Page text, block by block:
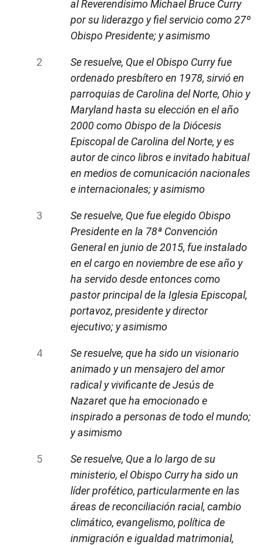
al Reverendísimo Michael Bruce Curry
por su liderazgo y fiel servicio como 27º
Obispo Presidente; y asimismo
Se resuelve, Que el Obispo Curry fue
ordenado presbítero en 1978, sirvió en
parroquias de Carolina del Norte, Ohio y
Maryland hasta su elección en el año
2000 como Obispo de la Diócesis
Episcopal de Carolina del Norte, y es
autor de cinco libros e invitado habitual
en medios de comunicación nacionales
e internacionales; y asimismo
Se resuelve, Que fue elegido Obispo
Presidente en la 78ª Convención
General en junio de 2015, fue instalado
en el cargo en noviembre de ese año y
ha servido desde entonces como
pastor principal de la Iglesia Episcopal,
portavoz, presidente y director
ejecutivo; y asimismo
Se resuelve, que ha sido un visionario
animado y un mensajero del amor
radical y vivificante de Jesús de
Nazaret que ha emocionado e
inspirado a personas de todo el mundo;
y asimismo
Se resuelve, Que a lo largo de su
ministerio, el Obispo Curry ha sido un
líder profético, particularmente en las
áreas de reconciliación racial, cambio
climático, evangelismo, política de
inmigración e igualdad matrimonial,